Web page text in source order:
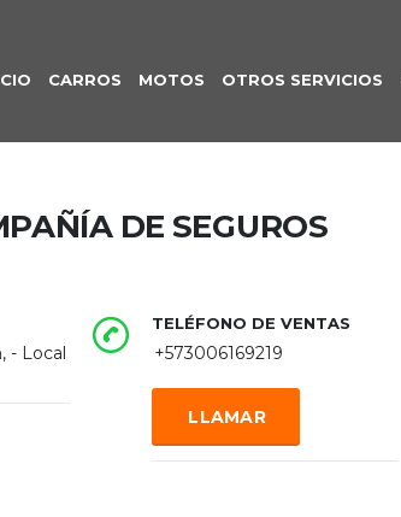
CARROS MOTOS OTROS SERVICIOS
DE SEGUROS
- Local
TELÉFONO DE VENTAS
+573006169219
LLAMAR